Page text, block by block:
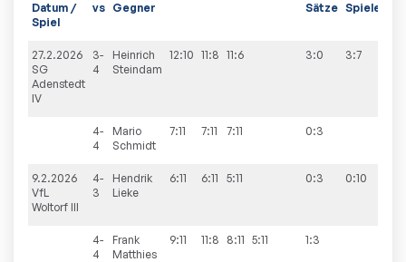
Datum /
Spiel
vs Gegner Sätze Spiele
27.2.2026
SG
Adenstedt
IV
3-
4
Heinrich
Steindam
12:10 11:8 11:6 3:0 3:7
4-
4
Mario
Schmidt
7:11 7:11 7:11 0:3
9.2.2026
VfL
Woltorf III
4-
3
Hendrik
Lieke
6:11 6:11 5:11 0:3 0:10
4-
4
Frank
Matthies
9:11 11:8 8:11 5:11 1:3